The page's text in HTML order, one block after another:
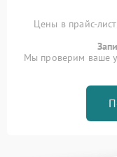
Цены в прайс-
Мы проверим ваше